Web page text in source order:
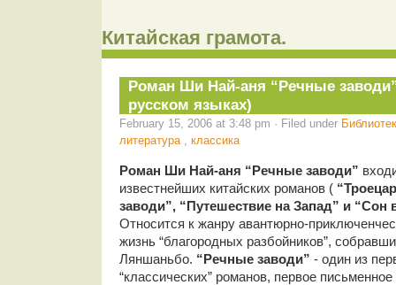
Китайская грамота.
Роман Ши Най-аня “Речные
русском языках)
February 15, 2006 at 3:48 pm · Filed under
литература
классика
Роман Ши Най-аня “Речные заводи”
известнейших китайских романов (
заводи”, “Путешествие на Запад” и “Сон
Относится к жанру авантюрно-
жизнь “благородных разбойников”,
Ляншаньбо. “Речные заводи” - один из
“классических” романов, первое